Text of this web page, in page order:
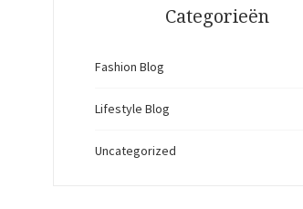
Categorieën
Fashion Blog
Lifestyle Blog
Uncategorized